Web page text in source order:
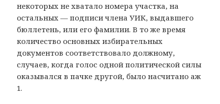
некоторых не хватало номера участка, на
остальных — подписи члена УИК, выдавшего
бюллетень, или его фамилии. В то же время
количество основных избирательных
документов соответствовало должному,
случаев, когда голос одной политической силы
оказывался в пачке другой, было насчитано аж
1.